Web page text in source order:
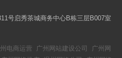
号启秀茶城商务中心B栋三层B007室
电商运营 广州网站建设公司
广州网